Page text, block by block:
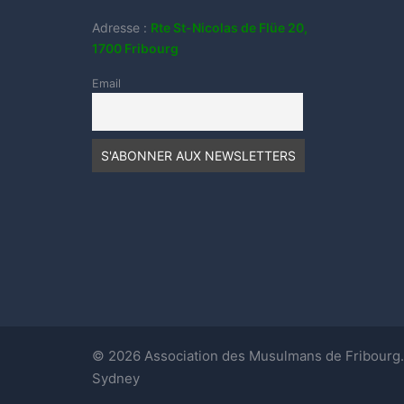
Adresse : Rte St-Nicolas de Flüe 20,
1700 Fribourg
Email
© 2026 Association des Musulmans de
Sydney